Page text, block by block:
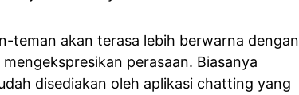
teman akan terasa lebih berwarna dengan
perasaan. Biasanya
disediakan oleh aplikasi chatting yang